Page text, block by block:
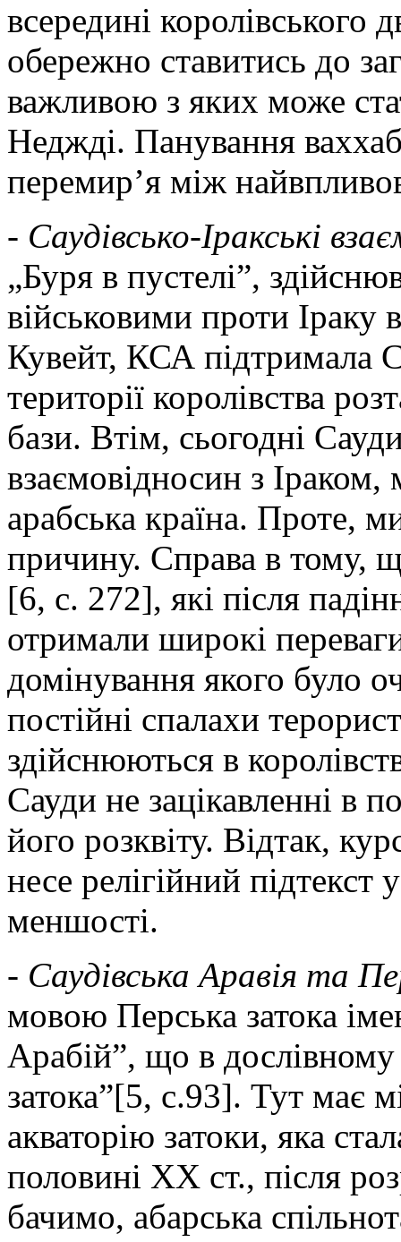
всередині
обережно ставитись до
важливою з яких може
Неджді. Панування
перемир’я між
- Саудівсько-Іракські
„Буря в пустелі”,
військовими проти Іраку
Кувейт, КСА
території королівства
бази. Втім, сьогодні
взаємовідносин з
арабська країна. Проте,
причину. Справа в тому,
[6, с. 272], які після
отримали широкі
домінування якого було
постійні спалахи
здійснюються в
Сауди не зацікавленні в
його розквіту. Відтак,
несе релігійний
меншості.
- Саудівська Аравія та
мовою Перська затока
Арабій”, що в
затока”[5, с.93]. Тут має
акваторію затоки, яка
половині XX ст., після
бачимо, абарська